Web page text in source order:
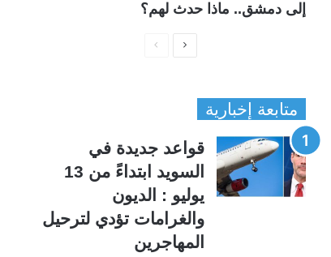
إلى دمشق.. ماذا حدث لهم؟
ا
ل
س
ا
ا
ل
ت
ا
متابعة إخبارية
قواعد جديدة في
السويد ابتداءً من 13
يوليو : الديون
والغرامات تؤدي لترحيل
المهاجرين